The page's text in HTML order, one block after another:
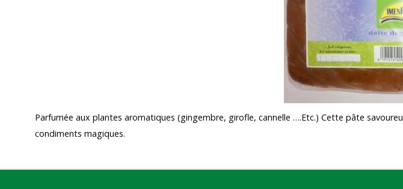
Parfumée aux plantes aromatiques (gingembre, girofle, cannelle ….Etc.) Cette pâte
condiments magiques.